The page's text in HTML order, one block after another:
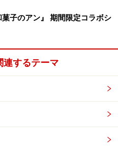
子のアン』 期間限定コラボシ
連するテーマ